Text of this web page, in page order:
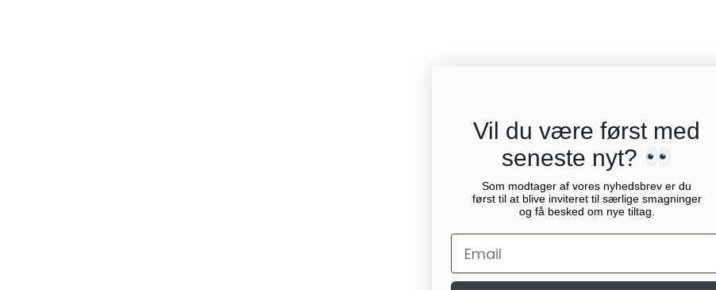
Vil du være først med
seneste nyt?
Som modtager af vores nyhedsbrev er du
først til at blive inviteret til særlige smagninger
og få besked om nye tiltag.